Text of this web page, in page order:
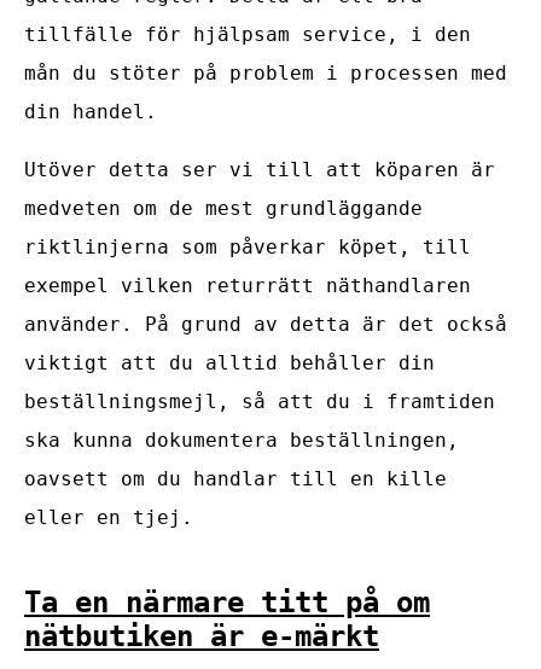
tillfälle för hjälpsam service, i den
mån du stöter på problem i processen med
din handel.
Utöver detta ser vi till att köparen är
medveten om de mest grundläggande
riktlinjerna som påverkar köpet, till
exempel vilken returrätt näthandlaren
använder. På grund av detta är det också
viktigt att du alltid behåller din
beställningsmejl, så att du i framtiden
ska kunna dokumentera beställningen,
oavsett om du handlar till en kille
eller en tjej.
Ta en närmare titt på om
nätbutiken är e-märkt